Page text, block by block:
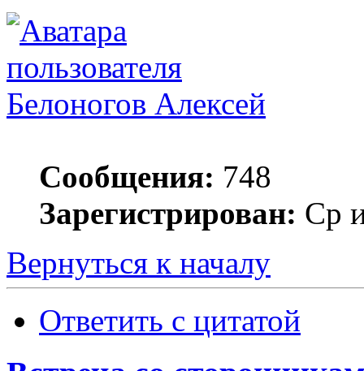
Белоногов Алексей
Сообщения: 748
Зарегистрирован: Ср
Вернуться к началу
Ответить с цитатой